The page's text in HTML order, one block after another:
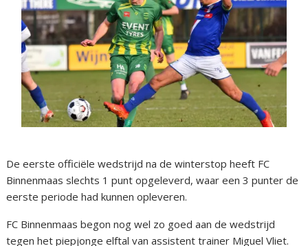
De eerste officiële wedstrijd na de winterstop heeft FC
Binnenmaas slechts 1 punt opgeleverd, waar een 3 punter de
eerste periode had kunnen opleveren.
FC Binnenmaas begon nog wel zo goed aan de wedstrijd
tegen het piepjonge elftal van assistent trainer Miguel Vliet.